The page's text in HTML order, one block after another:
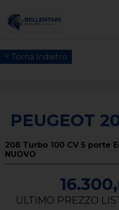
< Torna Indietro
PEUGEOT
208 Turbo 100 CV 5 porte
NUOVO
ULTIMO PREZZO